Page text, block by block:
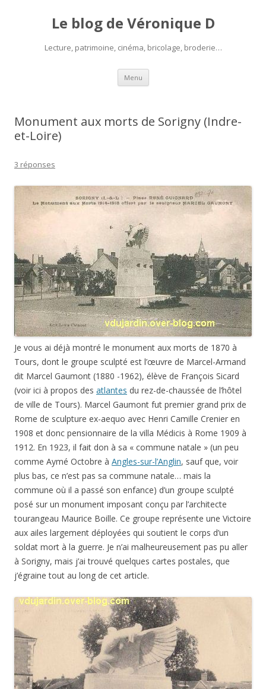
Le blog de Véronique D
Lecture, patrimoine, cinéma, bricolage, broderie…
Menu Aller
contenu
Monument aux morts de Sorigny (Indre-
et-Loire)
3 réponses
Je vous ai déjà montré le monument aux morts de 1870 à
Tours, dont le groupe sculpté est l’œuvre de Marcel-Armand
dit Marcel Gaumont (1880 -1962), élève de François Sicard
(voir ici à propos des atlantes du rez-de-chaussée de l’hôtel
de ville de Tours). Marcel Gaumont fut premier grand prix de
Rome de sculpture ex-aequo avec Henri Camille Crenier en
1908 et donc pensionnaire de la villa Médicis à Rome 1909 à
1912. En 1923, il fait don à sa « commune natale » (un peu
comme Aymé Octobre à Angles-sur-l’Anglin, sauf que, voir
plus bas, ce n’est pas sa commune natale… mais la
commune où il a passé son enfance) d’un groupe sculpté
posé sur un monument imposant conçu par l’architecte
tourangeau Maurice Boille. Ce groupe représente une Victoire
aux ailes largement déployées qui soutient le corps d’un
soldat mort à la guerre. Je n’ai malheureusement pas pu aller
à Sorigny, mais j’ai trouvé quelques cartes postales, que
j’égraine tout au long de cet article.